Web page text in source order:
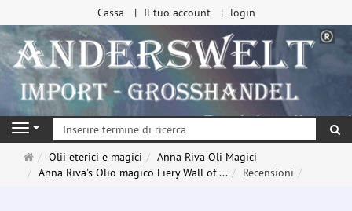
Cassa Il tuo account login
Navigation
Pagina
principale
Olii eterici e magici
Anna Riva Oli Magici
Anna Riva's Olio magico Fiery Wall of ...
Recensioni